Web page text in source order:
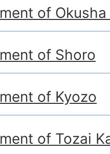
of
of Shoro
of Kyozo
of Tozai